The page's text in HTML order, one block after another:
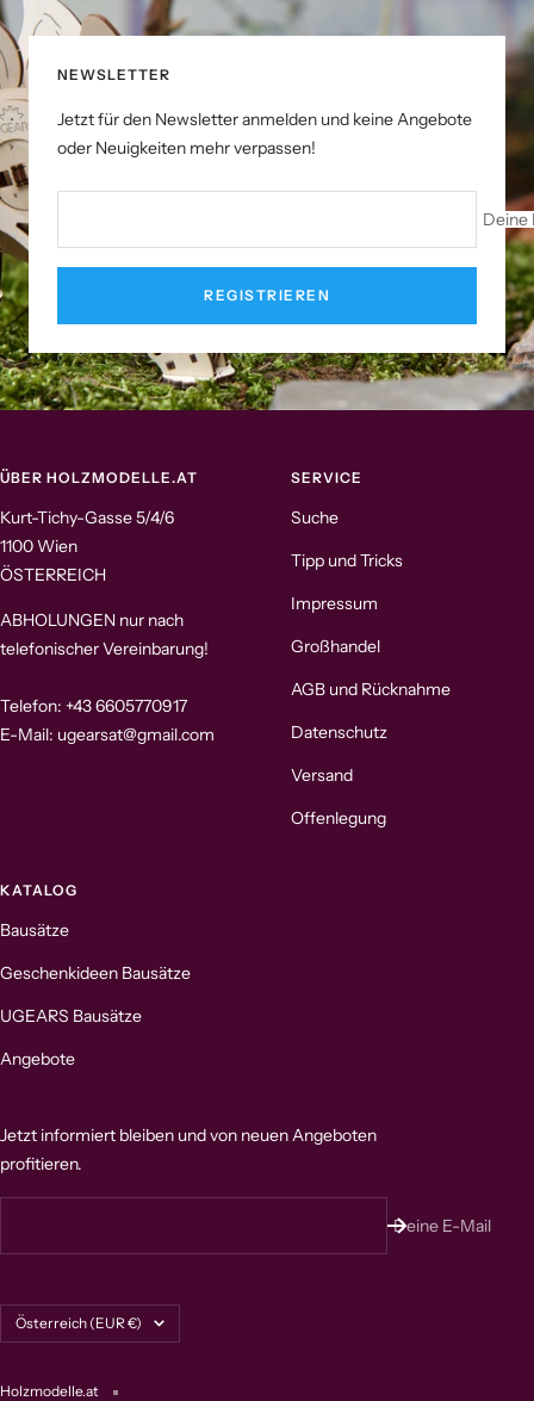
NEWSLETTER
Jetzt für den Newsletter anmelden und keine Angebote
oder Neuigkeiten mehr verpassen!
Deine
REGISTRIEREN
ÜBER HOLZMODELLE.AT
Kurt-Tichy-Gasse 5/4/6
1100 Wien
ÖSTERREICH
ABHOLUNGEN nur nach
telefonischer Vereinbarung!
Telefon: +43 6605770917
E-Mail: ugearsat@gmail.com
SERVICE
Suche
Tipp und Tricks
Impressum
Großhandel
AGB und Rücknahme
Datenschutz
Versand
Offenlegung
KATALOG
Bausätze
Geschenkideen Bausätze
UGEARS Bausätze
Angebote
Jetzt informiert bleiben und von neuen Angeboten
profitieren.
Deine E-Mail
Land/Region
Österreich (EUR €)
Holzmodelle.at